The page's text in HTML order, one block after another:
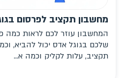
מחשבון תקציב לפרסום
המחשבון עוזר לכם לראות כמה
שלכם בגוגל אדס יכול להביא,
תקציב, עלות לקליק וכמה א...